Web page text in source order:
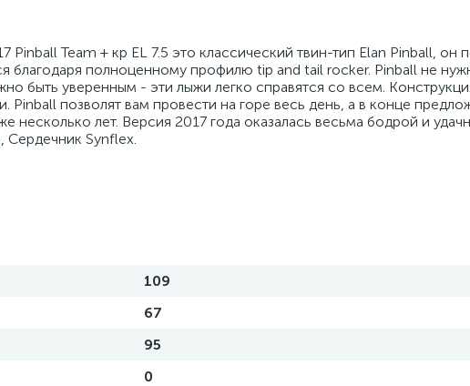
Pinball Team + кр EL 7.5 это классический твин-тип Elan Pinball, он
благодаря полноценному профилю tip and tail rocker. Pinball не
быть уверенным - эти лыжи легко справятся со всем.
позволят вам провести на горе весь день, а в конце
несколько лет. Версия 2017 года оказалась весьма бодрой и
Сердечник Synflex.
109
67
95
0